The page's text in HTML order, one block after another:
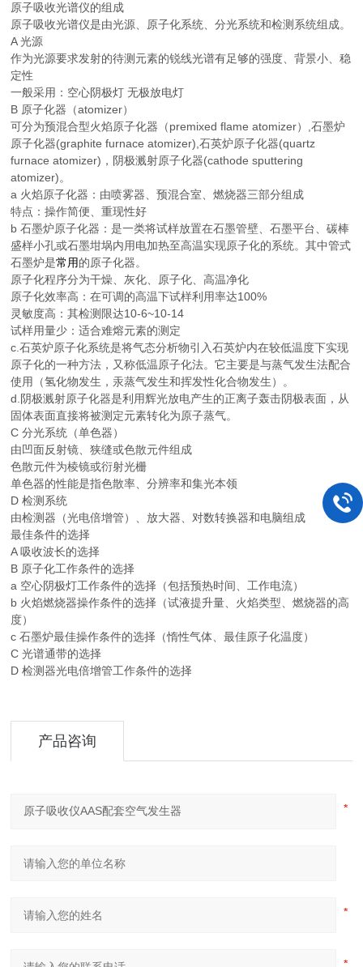
原子吸收光谱仪的组成
原子吸收光谱仪是由光源、原子化系统、分光系统和检测系统组成。
A 光源
作为光源要求发射的待测元素的锐线光谱有足够的强度、背景小、稳
定性
一般采用：空心阴极灯 无极放电灯
B 原子化器（atomizer）
可分为预混合型火焰原子化器（premixed flame atomizer）,石墨炉
原子化器(graphite furnace atomizer),石英炉原子化器(quartz
furnace atomizer)，阴极溅射原子化器(cathode sputtering
atomizer)。
a 火焰原子化器：由喷雾器、预混合室、燃烧器三部分组成
特点：操作简便、重现性好
b 石墨炉原子化器：是一类将试样放置在石墨管壁、石墨平台、碳棒
盛样小孔或石墨坩埚内用电加热至高温实现原子化的系统。其中管式
石墨炉是常用的原子化器。
原子化程序分为干燥、灰化、原子化、高温净化
原子化效率高：在可调的高温下试样利用率达100%
灵敏度高：其检测限达10-6~10-14
试样用量少：适合难熔元素的测定
c.石英炉原子化系统是将气态分析物引入石英炉内在较低温度下实现
原子化的一种方法，又称低温原子化法。它主要是与蒸气发生法配合
使用（氢化物发生，汞蒸气发生和挥发性化合物发生）。
d.阴极溅射原子化器是利用辉光放电产生的正离子轰击阴极表面，从
固体表面直接将被测定元素转化为原子蒸气。
C 分光系统（单色器）
由凹面反射镜、狭缝或色散元件组成
色散元件为棱镜或衍射光栅
单色器的性能是指色散率、分辨率和集光本领
D 检测系统
由检测器（光电倍增管）、放大器、对数转换器和电脑组成
最佳条件的选择
A 吸收波长的选择
B 原子化工作条件的选择
a 空心阴极灯工作条件的选择（包括预热时间、工作电流）
b 火焰燃烧器操作条件的选择（试液提升量、火焰类型、燃烧器的高
度）
c 石墨炉最佳操作条件的选择（惰性气体、最佳原子化温度）
C 光谱通带的选择
D 检测器光电倍增管工作条件的选择
产品咨询